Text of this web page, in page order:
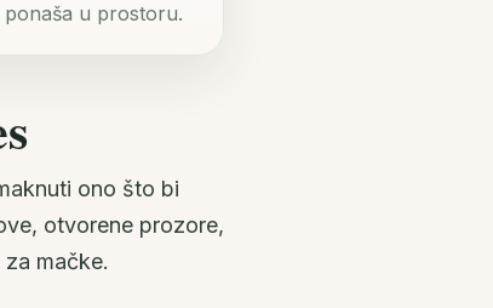
ponaša u prostoru.
ono što bi
otvorene prozore,
mačke.